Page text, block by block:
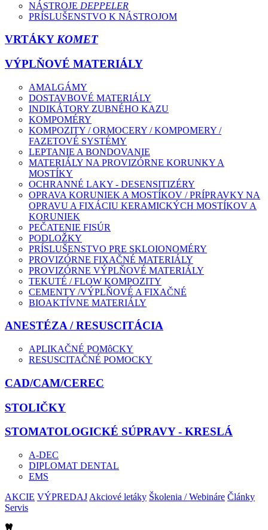
NÁSTROJE DEPPELER
PRÍSLUŠENSTVO K NÁSTROJOM
VRTÁKYKOMET
VÝPLŇOVÉ MATERIÁLY
AMALGÁMY
DOSTAVBOVÉ MATERIÁLY
INDIKÁTORY ZUBNÉHO KAZU
KOMPOMÉRY
KOMPOZITY / ORMOCERY / KOMPOMERY /
FAZETOVÉ SYSTÉMY
LEPTANIE A BONDOVANIE
MATERIÁLY NA PROVIZÓRNE KORUNKY A
MOSTÍKY
OCHRANNÉ LAKY - DESENSITIZÉRY
OPRAVA KORUNIEK A MOSTÍKOV / PRÍPRAVKY NA
OPRAVU A FIXÁCIU KERAMICKÝCH MOSTÍKOV A
KORUNIEK
PEČATENIE FISÚR
PODLOŽKY
PRÍSLUŠENSTVO PRE SKLOIONOMÉRY
PROVIZÓRNE FIXAČNÉ MATERIÁLY
PROVIZÓRNE VÝPLŇOVÉ MATERIÁLY
TEKUTÉ / FLOW KOMPOZITY
CEMENTY /VÝPLŇOVÉ A FIXAČNÉ
BIOAKTÍVNE MATERIÁLY
ANESTÉZA / RESUSCITÁCIA
APLIKAČNÉ POMôCKY
RESUSCITAČNÉ POMOCKY
CAD/CAM/CEREC
STOLIČKY
STOMATOLOGICKÉ SÚPRAVY - KRESLÁ
A-DEC
DIPLOMAT DENTAL
EMS
AKCIE VÝPREDAJ Akciové letáky Školenia / Webináre Články
Servis